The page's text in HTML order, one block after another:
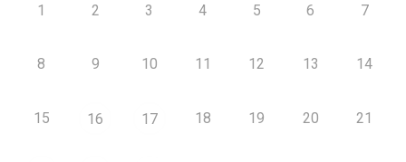
1 2 3 4 5 6 7
8 9 10 11 12 13 14
15 16 17 18 19 20 21